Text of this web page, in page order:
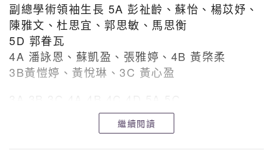
副總學術領袖生長 5A 彭祉齡、蘇怡、楊苡妤、
陳雅文、杜思宜、郭思敏、馬思衡
5D 郭眷瓦
4A 潘詠恩、蘇凱盈、張雅婷、4B 黃棨柔
3B黃愷婷、黃悅琳、3C 黃心盈
周靖雯 陳葦殷 梁舒喬 張海兒 林依潼 歐銘慧 葉
桐欣 何芍窰 張穎淇
許雪嵐 陳燕苗 趙靈兒 黃羨淇 甘焯琳 阮重仁 李
繼續閱讀